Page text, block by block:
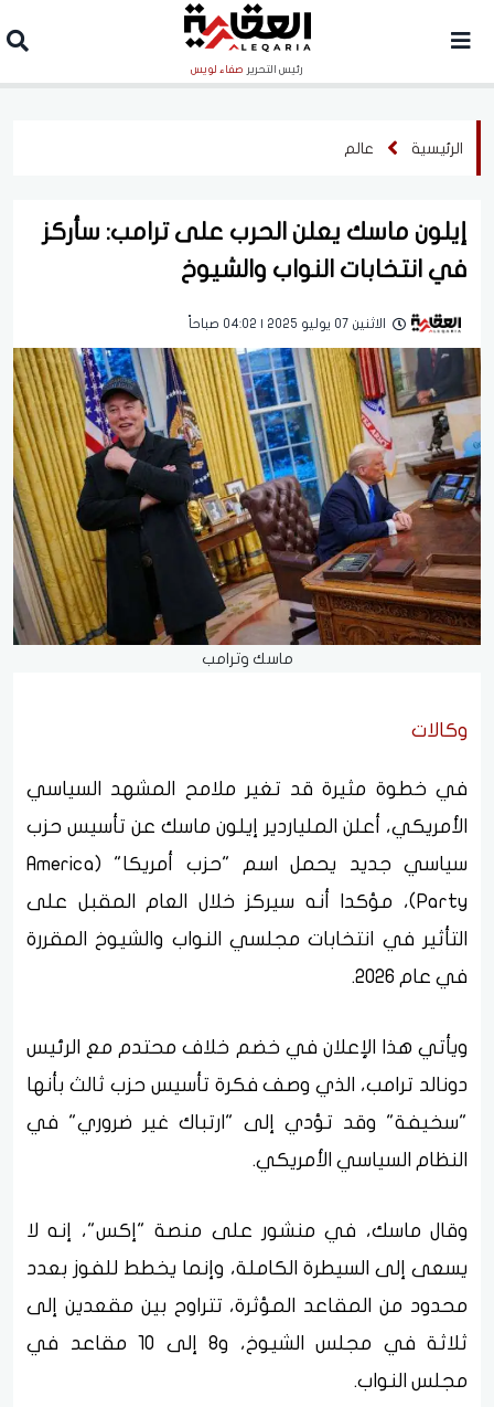
رئيس التحرير صفاء لويس
الرئيسية عالم
إيلون ماسك يعلن الحرب على ترامب: سأركز
في انتخابات النواب والشيوخ
الاثنين 07 يوليو 2025 | 04:02 صباحاً
ماسك وترامب
وكالات
في خطوة مثيرة قد تغير ملامح المشهد السياسي
الأمريكي، أعلن الملياردير إيلون ماسك عن تأسيس حزب
سياسي جديد يحمل اسم "حزب أمريكا" (America
Party)، مؤكدا أنه سيركز خلال العام المقبل على
التأثير في انتخابات مجلسي النواب والشيوخ المقررة
في عام 2026.
ويأتي هذا الإعلان في خضم خلاف محتدم مع الرئيس
دونالد ترامب، الذي وصف فكرة تأسيس حزب ثالث بأنها
"سخيفة" وقد تؤدي إلى "ارتباك غير ضروري" في
النظام السياسي الأمريكي.
وقال ماسك، في منشور على منصة "إكس"، إنه لا
يسعى إلى السيطرة الكاملة، وإنما يخطط للفوز بعدد
محدود من المقاعد المؤثرة، تتراوح بين مقعدين إلى
ثلاثة في مجلس الشيوخ، و8 إلى 10 مقاعد في
مجلس النواب.